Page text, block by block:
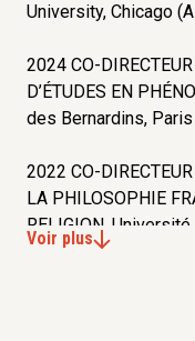
University, Chicago
2024 CO-
D’ÉTUDES EN
des Bernardins, Paris
2022 CO-
LA PHILOSOPHIE
RELIGION,
(Allemagne)
Voir plus